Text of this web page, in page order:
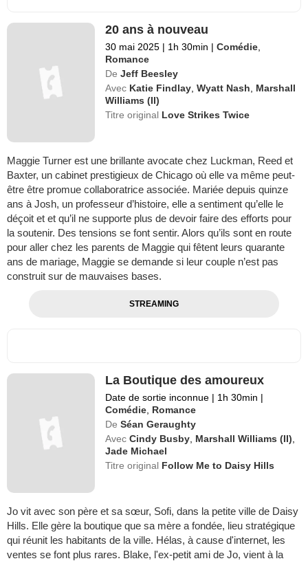
20 ans à nouveau
30 mai 2025 | 1h 30min | Comédie
Romance
De Jeff Beesley
Avec Katie Findlay ,Wyatt Nash
Marshall
Williams (II)
Titre original Love Strikes Twice
Maggie Turner est une brillante avocate chez Luckman, Reed et
Baxter, un cabinet prestigieux de Chicago où elle va même peut-
être être promue collaboratrice associée. Mariée depuis quinze
ans à Josh, un professeur d’histoire, elle a sentiment qu’elle le
déçoit et et qu’il ne supporte plus de devoir faire des efforts pour
la soutenir. Des tensions se font sentir. Alors qu’ils sont en route
pour aller chez les parents de Maggie qui fêtent leurs quarante
ans de mariage, Maggie se demande si leur couple n’est pas
construit sur de mauvaises bases.
STREAMING
La Boutique des amoureux
Date de sortie inconnue | 1h 30min |
Comédie Romance
De Séan Geraughty
Avec Cindy Busby Marshall Williams (II)
Jade Michael
Titre original Follow Me to Daisy Hills
Jo vit avec son père et sa sœur, Sofi, dans la petite ville de Daisy
Hills. Elle gère la boutique que sa mère a fondée, lieu stratégique
qui réunit les habitants de la ville. Hélas, à cause d'internet, les
ventes se font plus rares. Blake, l'ex-petit ami de Jo, vient à la